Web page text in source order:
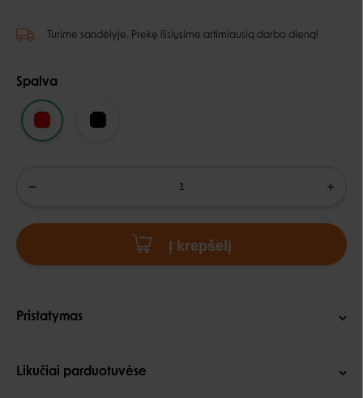
Turime sandėlyje. Prekę išsiųsime artimiausią darbo dieną!
Spalva
Į krepšelį
Pristatymas
Likučiai parduotuvėse